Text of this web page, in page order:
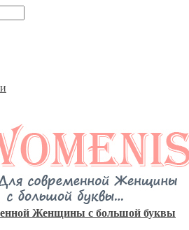
Женщины с большой буквы